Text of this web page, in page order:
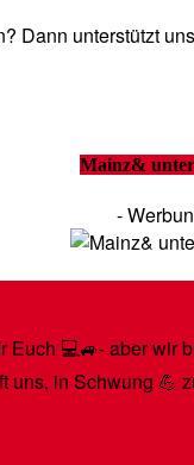
Dann unterstützt
Mainz&
-
💻🚙- aber
uns, in Schwung 💪